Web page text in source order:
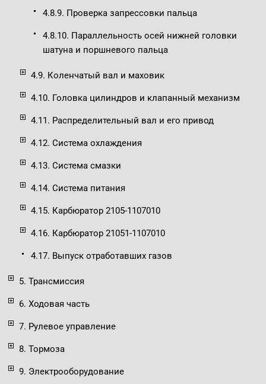
4.8.9. Проверка запрессовки пальца
4.8.10. Параллельность осей нижней головки
шатуна и поршневого пальца
4.9. Коленчатый вал и маховик
4.10. Головка цилиндров и клапанный механизм
4.11. Распределительный вал и его привод
4.12. Система охлаждения
4.13. Система смазки
4.14. Система питания
4.15. Карбюратор 2105-1107010
4.16. Карбюратор 21051-1107010
4.17. Выпуск отработавших газов
5. Трансмиссия
6. Ходовая часть
7. Рулевое управление
8. Тормоза
9. Электрооборудование